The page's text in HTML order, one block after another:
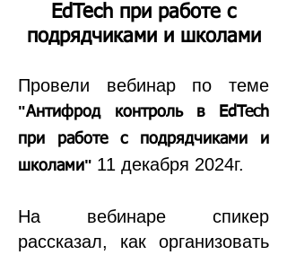
EdTech при работе с
подрядчиками и школами
Провели вебинар по теме
"Антифрод контроль в EdTech
при работе с подрядчиками и
школами" 11 декабря 2024г.
На вебинаре спикер
рассказал, как организовать